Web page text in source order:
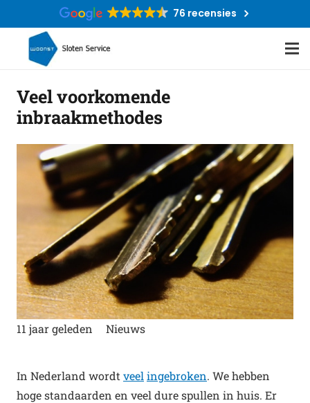
76 recensies
Veel voorkomende
inbraakmethodes
11 jaar geleden Nieuws
In Nederland wordt veel ingebroken. We hebben
hoge standaarden en veel dure spullen in huis. Er